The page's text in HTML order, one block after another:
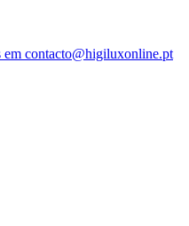
em contacto@higiluxonline.pt